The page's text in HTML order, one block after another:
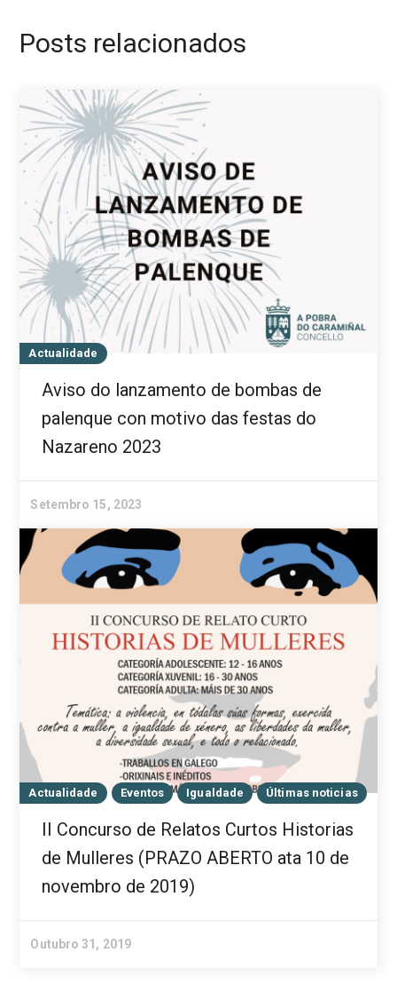
Posts relacionados
Actualidade
Aviso do lanzamento de bombas de
palenque con motivo das festas do
Nazareno 2023
Setembro 15, 2023
Actualidade Eventos Igualdade Últimas noticias
II Concurso de Relatos Curtos Historias
de Mulleres (PRAZO ABERTO ata 10 de
novembro de 2019)
Outubro 31, 2019